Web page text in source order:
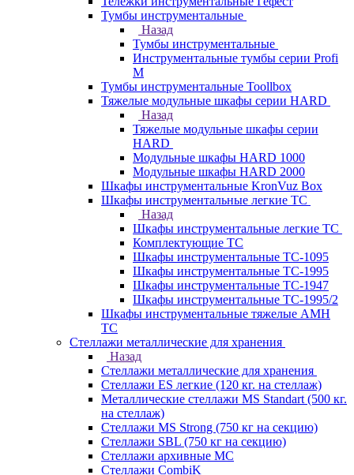
Тумбы инструментальные
Назад
Тумбы инструментальные
Инструментальные тумбы серии Profi
M
Тумбы инструментальные Toollbox
Тяжелые модульные шкафы серии HARD
Назад
Тяжелые модульные шкафы серии
HARD
Модульные шкафы HARD 1000
Модульные шкафы HARD 2000
Шкафы инструментальные KronVuz Box
Шкафы инструментальные легкие ТС
Назад
Шкафы инструментальные легкие ТС
Комплектующие ТС
Шкафы инструментальные TC-1095
Шкафы инструментальные TC-1995
Шкафы инструментальные ТС-1947
Шкафы инструментальные ТС-1995/2
Шкафы инструментальные тяжелые AMH
TC
Стеллажи металлические для хранения
Назад
Стеллажи металлические для хранения
Стеллажи ES легкие (120 кг. на стеллаж)
Металлические стеллажи MS Standart (500 кг.
на стеллаж)
Стеллажи MS Strong (750 кг на секцию)
Стеллажи SBL (750 кг на секцию)
Стеллажи архивные МС
Стеллажи CombiK